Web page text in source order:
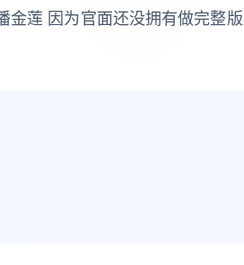
莲 因为官面还没拥有做完整